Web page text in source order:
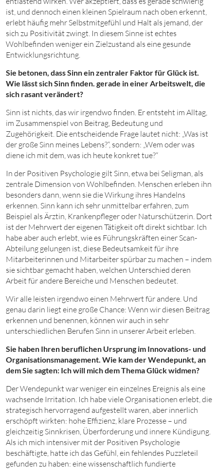
ist, und dennoch einen kleinen Spielraum nach oben erkennt,
erlebt häufig mehr Selbstmitgefühl und Halt als jemand, der
sich zu Positivität zwingt. In diesem Sinne ist echtes
Wohlbefinden weniger ein Zielzustand als eine gesunde
Entwicklungsrichtung.
Sie betonen, dass Sinn ein zentraler Faktor für Glück ist.
Wie lässt sich Sinn finden. gerade in einer Arbeitswelt, die
sich rasant verändert?
Sinn ist nichts, das wir irgendwo finden. Er entsteht im Alltag,
im Zusammenspiel von Beitrag, Bedeutung und
Zugehörigkeit. Die entscheidende Frage lautet nicht: „Was ist
der große Sinn meines Lebens?“, sondern: „Wem oder was
diene ich mit dem, was ich heute konkret tue?“
In der Positiven Psychologie gilt Sinn, etwa bei Seligman, als
zentrale Dimension von Wohlbefinden. Menschen erleben ihn
besonders dann, wenn sie die Wirkung ihres Handelns
erkennen. Sinn kann ich sehr unmittelbar erfahren, zum
Beispiel als Ärztin, Krankenpfleger oder Naturschützerin. Dort
ist der Mehrwert der eigenen Tätigkeit oft direkt sichtbar. Ich
habe aber auch erlebt, wie es Führungskräften einer Scan-
Abteilung gelungen ist, diese Bedeutsamkeit für ihre
Mitarbeiterinnen und Mitarbeiter spürbar zu machen – indem
sie sichtbar gemacht haben, welchen Unterschied deren
Arbeit für andere Bereiche und Menschen bedeutet.
Wir alle leisten irgendwo einen Mehrwert für andere. Und
genau darin liegt eine große Chance: Wenn wir diesen Beitrag
erkennen und benennen, können wir auch in sehr
unterschiedlichen Berufen Sinn in unserer Arbeit erleben.
Sie haben Ihren beruflichen Ursprung im Innovations- und
Organisationsmanagement. Wie kam der Wendepunkt, an
dem Sie sagten: Ich will mich dem Thema Glück widmen?
Der Wendepunkt war weniger ein einzelnes Ereignis als eine
wachsende Irritation. Ich habe viele Organisationen erlebt, die
strategisch hervorragend aufgestellt waren, aber innerlich
erschöpft wirkten: hohe Effizienz, klare Prozesse – und
gleichzeitig Sinnkrisen, Überforderung und innere Kündigung.
Als ich mich intensiver mit der Positiven Psychologie
beschäftigte, hatte ich das Gefühl, ein fehlendes Puzzleteil
gefunden zu haben: eine wissenschaftlich fundierte